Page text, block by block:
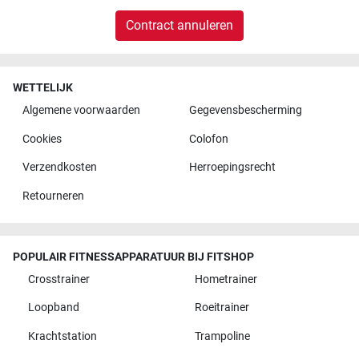
Contract annuleren
WETTELIJK
Algemene voorwaarden
Gegevensbescherming
Cookies Colofon
Verzendkosten Herroepingsrecht
Retourneren
POPULAIR FITNESSAPPARATUUR BIJ FITSHOP
Crosstrainer
Hometrainer
Loopband Roeitrainer
Krachtstation Trampoline